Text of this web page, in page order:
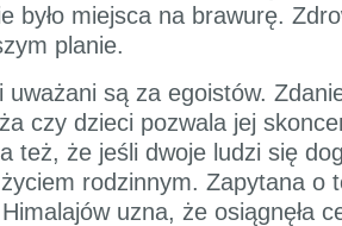
było miejsca na brawurę.
planie.
uważani są za egoistów.
czy dzieci pozwala jej
też, że jeśli dwoje ludzi się
życiem rodzinnym. Zapytana o
uzna, że osiągnęła